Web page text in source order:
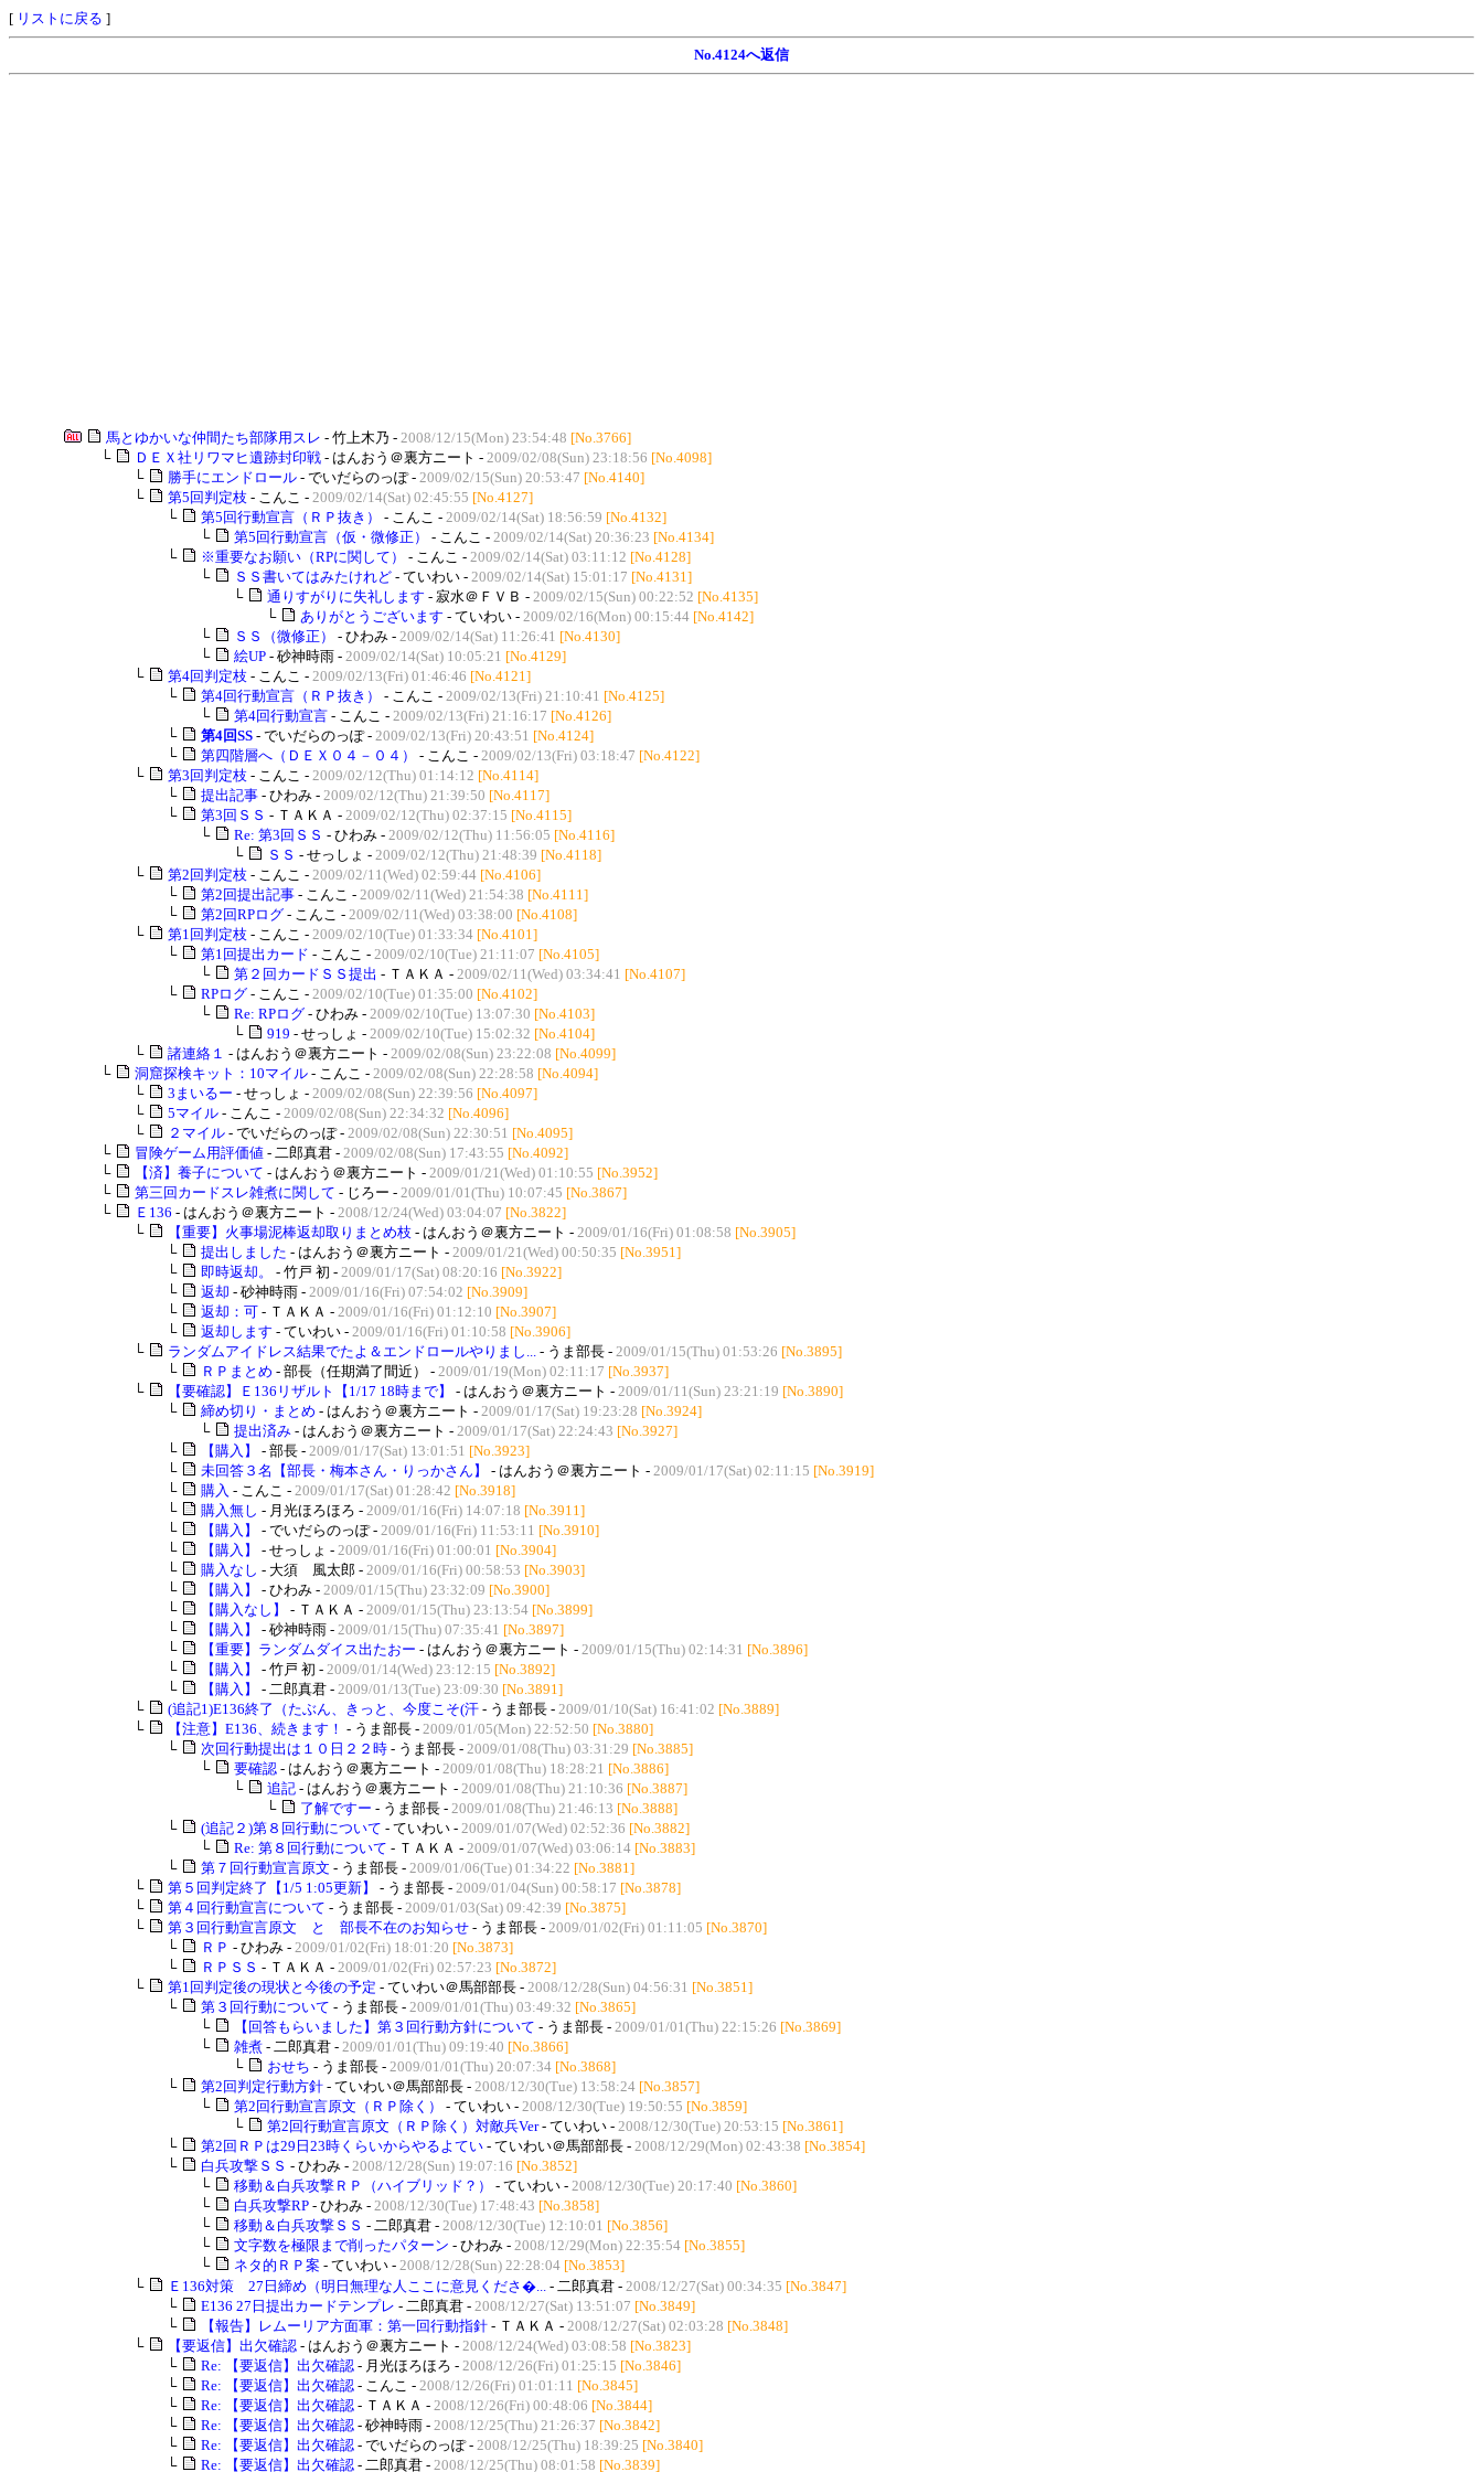
[ リストに戻る ]
No.4124へ返信
馬とゆかいな仲間たち部隊用スレ - 竹上木乃 - 2008/12/15(Mon) 23:54:48 [No.3766]
└
ＤＥＸ社リワマヒ遺跡封印戦 - はんおう＠裏方ニート - 2009/02/08(Sun) 23:18:56 [No.4098]
└
勝手にエンドロール - でいだらのっぽ - 2009/02/15(Sun) 20:53:47 [No.4140]
└
第5回判定枝 - こんこ - 2009/02/14(Sat) 02:45:55 [No.4127]
└
第5回行動宣言（ＲＰ抜き） - こんこ - 2009/02/14(Sat) 18:56:59 [No.4132]
└
第5回行動宣言（仮・微修正） - こんこ - 2009/02/14(Sat) 20:36:23 [No.4134]
└
※重要なお願い（RPに関して） - こんこ - 2009/02/14(Sat) 03:11:12 [No.4128]
└
ＳＳ書いてはみたけれど - ていわい - 2009/02/14(Sat) 15:01:17 [No.4131]
└
通りすがりに失礼します - 寂水＠ＦＶＢ - 2009/02/15(Sun) 00:22:52 [No.4135]
└
ありがとうございます - ていわい - 2009/02/16(Mon) 00:15:44 [No.4142]
└
ＳＳ（微修正） - ひわみ - 2009/02/14(Sat) 11:26:41 [No.4130]
└
絵UP - 砂神時雨 - 2009/02/14(Sat) 10:05:21 [No.4129]
└
第4回判定枝 - こんこ - 2009/02/13(Fri) 01:46:46 [No.4121]
└
第4回行動宣言（ＲＰ抜き） - こんこ - 2009/02/13(Fri) 21:10:41 [No.4125]
└
第4回行動宣言 - こんこ - 2009/02/13(Fri) 21:16:17 [No.4126]
└
第4回SS - でいだらのっぽ - 2009/02/13(Fri) 20:43:51 [No.4124]
└
第四階層へ（ＤＥＸ０４－０４） - こんこ - 2009/02/13(Fri) 03:18:47 [No.4122]
└
第3回判定枝 - こんこ - 2009/02/12(Thu) 01:14:12 [No.4114]
└
提出記事 - ひわみ - 2009/02/12(Thu) 21:39:50 [No.4117]
└
第3回ＳＳ - ＴＡＫＡ - 2009/02/12(Thu) 02:37:15 [No.4115]
└
Re: 第3回ＳＳ - ひわみ - 2009/02/12(Thu) 11:56:05 [No.4116]
└
ＳＳ - せっしょ - 2009/02/12(Thu) 21:48:39 [No.4118]
└
第2回判定枝 - こんこ - 2009/02/11(Wed) 02:59:44 [No.4106]
└
第2回提出記事 - こんこ - 2009/02/11(Wed) 21:54:38 [No.4111]
└
第2回RPログ - こんこ - 2009/02/11(Wed) 03:38:00 [No.4108]
└
第1回判定枝 - こんこ - 2009/02/10(Tue) 01:33:34 [No.4101]
└
第1回提出カード - こんこ - 2009/02/10(Tue) 21:11:07 [No.4105]
└
第２回カードＳＳ提出 - ＴＡＫＡ - 2009/02/11(Wed) 03:34:41 [No.4107]
└
RPログ - こんこ - 2009/02/10(Tue) 01:35:00 [No.4102]
└
Re: RPログ - ひわみ - 2009/02/10(Tue) 13:07:30 [No.4103]
└
919 - せっしょ - 2009/02/10(Tue) 15:02:32 [No.4104]
└
諸連絡１ - はんおう＠裏方ニート - 2009/02/08(Sun) 23:22:08 [No.4099]
└
洞窟探検キット：10マイル - こんこ - 2009/02/08(Sun) 22:28:58 [No.4094]
└
3まいるー - せっしょ - 2009/02/08(Sun) 22:39:56 [No.4097]
└
5マイル - こんこ - 2009/02/08(Sun) 22:34:32 [No.4096]
└
２マイル - でいだらのっぽ - 2009/02/08(Sun) 22:30:51 [No.4095]
└
冒険ゲーム用評価値 - 二郎真君 - 2009/02/08(Sun) 17:43:55 [No.4092]
└
【済】養子について - はんおう＠裏方ニート - 2009/01/21(Wed) 01:10:55 [No.3952]
└
第三回カードスレ雑煮に関して - じろー - 2009/01/01(Thu) 10:07:45 [No.3867]
└
Ｅ136 - はんおう＠裏方ニート - 2008/12/24(Wed) 03:04:07 [No.3822]
└
【重要】火事場泥棒返却取りまとめ枝 - はんおう＠裏方ニート - 2009/01/16(Fri) 01:08:58 [No.3905]
└
提出しました - はんおう＠裏方ニート - 2009/01/21(Wed) 00:50:35 [No.3951]
└
即時返却。 - 竹戸 初 - 2009/01/17(Sat) 08:20:16 [No.3922]
└
返却 - 砂神時雨 - 2009/01/16(Fri) 07:54:02 [No.3909]
└
返却：可 - ＴＡＫＡ - 2009/01/16(Fri) 01:12:10 [No.3907]
└
返却します - ていわい - 2009/01/16(Fri) 01:10:58 [No.3906]
└
ランダムアイドレス結果でたよ＆エンドロールやりまし... - うま部長 - 2009/01/15(Thu) 01:53:26 [No.3895]
└
ＲＰまとめ - 部長（任期満了間近） - 2009/01/19(Mon) 02:11:17 [No.3937]
└
【要確認】Ｅ136リザルト【1/17 18時まで】 - はんおう＠裏方ニート - 2009/01/11(Sun) 23:21:19 [No.3890]
└
締め切り・まとめ - はんおう＠裏方ニート - 2009/01/17(Sat) 19:23:28 [No.3924]
└
提出済み - はんおう＠裏方ニート - 2009/01/17(Sat) 22:24:43 [No.3927]
└
【購入】 - 部長 - 2009/01/17(Sat) 13:01:51 [No.3923]
└
未回答３名【部長・梅本さん・りっかさん】 - はんおう＠裏方ニート - 2009/01/17(Sat) 02:11:15 [No.3919]
└
購入 - こんこ - 2009/01/17(Sat) 01:28:42 [No.3918]
└
購入無し - 月光ほろほろ - 2009/01/16(Fri) 14:07:18 [No.3911]
└
【購入】 - でいだらのっぽ - 2009/01/16(Fri) 11:53:11 [No.3910]
└
【購入】 - せっしょ - 2009/01/16(Fri) 01:00:01 [No.3904]
└
購入なし - 大須 風太郎 - 2009/01/16(Fri) 00:58:53 [No.3903]
└
【購入】 - ひわみ - 2009/01/15(Thu) 23:32:09 [No.3900]
└
【購入なし】 - ＴＡＫＡ - 2009/01/15(Thu) 23:13:54 [No.3899]
└
【購入】 - 砂神時雨 - 2009/01/15(Thu) 07:35:41 [No.3897]
└
【重要】ランダムダイス出たおー - はんおう＠裏方ニート - 2009/01/15(Thu) 02:14:31 [No.3896]
└
【購入】 - 竹戸 初 - 2009/01/14(Wed) 23:12:15 [No.3892]
└
【購入】 - 二郎真君 - 2009/01/13(Tue) 23:09:30 [No.3891]
└
(追記1)E136終了（たぶん、きっと、今度こそ(汗 - うま部長 - 2009/01/10(Sat) 16:41:02 [No.3889]
└
【注意】E136、続きます！ - うま部長 - 2009/01/05(Mon) 22:52:50 [No.3880]
└
次回行動提出は１０日２２時 - うま部長 - 2009/01/08(Thu) 03:31:29 [No.3885]
└
要確認 - はんおう＠裏方ニート - 2009/01/08(Thu) 18:28:21 [No.3886]
└
追記 - はんおう＠裏方ニート - 2009/01/08(Thu) 21:10:36 [No.3887]
└
了解ですー - うま部長 - 2009/01/08(Thu) 21:46:13 [No.3888]
└
(追記２)第８回行動について - ていわい - 2009/01/07(Wed) 02:52:36 [No.3882]
└
Re: 第８回行動について - ＴＡＫＡ - 2009/01/07(Wed) 03:06:14 [No.3883]
└
第７回行動宣言原文 - うま部長 - 2009/01/06(Tue) 01:34:22 [No.3881]
└
第５回判定終了【1/5 1:05更新】 - うま部長 - 2009/01/04(Sun) 00:58:17 [No.3878]
└
第４回行動宣言について - うま部長 - 2009/01/03(Sat) 09:42:39 [No.3875]
└
第３回行動宣言原文 と 部長不在のお知らせ - うま部長 - 2009/01/02(Fri) 01:11:05 [No.3870]
└
ＲＰ - ひわみ - 2009/01/02(Fri) 18:01:20 [No.3873]
└
ＲＰＳＳ - ＴＡＫＡ - 2009/01/02(Fri) 02:57:23 [No.3872]
└
第1回判定後の現状と今後の予定 - ていわい＠馬部部長 - 2008/12/28(Sun) 04:56:31 [No.3851]
└
第３回行動について - うま部長 - 2009/01/01(Thu) 03:49:32 [No.3865]
└
【回答もらいました】第３回行動方針について - うま部長 - 2009/01/01(Thu) 22:15:26 [No.3869]
└
雑煮 - 二郎真君 - 2009/01/01(Thu) 09:19:40 [No.3866]
└
おせち - うま部長 - 2009/01/01(Thu) 20:07:34 [No.3868]
└
第2回判定行動方針 - ていわい＠馬部部長 - 2008/12/30(Tue) 13:58:24 [No.3857]
└
第2回行動宣言原文（ＲＰ除く） - ていわい - 2008/12/30(Tue) 19:50:55 [No.3859]
└
第2回行動宣言原文（ＲＰ除く）対敵兵Ver- ていわい - 2008/12/30(Tue) 20:53:15 [No.3861]
└
第2回ＲＰは29日23時くらいからやるよてい - ていわい＠馬部部長 - 2008/12/29(Mon) 02:43:38 [No.3854]
└
白兵攻撃ＳＳ - ひわみ - 2008/12/28(Sun) 19:07:16 [No.3852]
└
移動＆白兵攻撃ＲＰ（ハイブリッド？） - ていわい - 2008/12/30(Tue) 20:17:40 [No.3860]
└
白兵攻撃RP - ひわみ - 2008/12/30(Tue) 17:48:43 [No.3858]
└
移動＆白兵攻撃ＳＳ - 二郎真君 - 2008/12/30(Tue) 12:10:01 [No.3856]
└
文字数を極限まで削ったパターン - ひわみ - 2008/12/29(Mon) 22:35:54 [No.3855]
└
ネタ的ＲＰ案 - ていわい - 2008/12/28(Sun) 22:28:04 [No.3853]
└
Ｅ136対策 27日締め（明日無理な人ここに意見くださ�... - 二郎真君 - 2008/12/27(Sat) 00:34:35 [No.3847]
└
E136 27日提出カードテンプレ - 二郎真君 - 2008/12/27(Sat) 13:51:07 [No.3849]
└
【報告】レムーリア方面軍：第一回行動指針 - ＴＡＫＡ - 2008/12/27(Sat) 02:03:28 [No.3848]
└
【要返信】出欠確認 - はんおう＠裏方ニート - 2008/12/24(Wed) 03:08:58 [No.3823]
└
Re: 【要返信】出欠確認 - 月光ほろほろ - 2008/12/26(Fri) 01:25:15 [No.3846]
└
Re: 【要返信】出欠確認 - こんこ - 2008/12/26(Fri) 01:01:11 [No.3845]
└
Re: 【要返信】出欠確認 - ＴＡＫＡ - 2008/12/26(Fri) 00:48:06 [No.3844]
└
Re: 【要返信】出欠確認 - 砂神時雨 - 2008/12/25(Thu) 21:26:37 [No.3842]
└
Re: 【要返信】出欠確認 - でいだらのっぽ - 2008/12/25(Thu) 18:39:25 [No.3840]
└
Re: 【要返信】出欠確認 - 二郎真君 - 2008/12/25(Thu) 08:01:58 [No.3839]